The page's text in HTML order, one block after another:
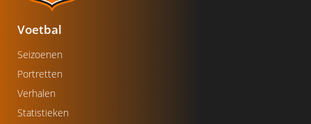
Voetbal
Seizoenen
Portretten
Verhalen
Statistieken